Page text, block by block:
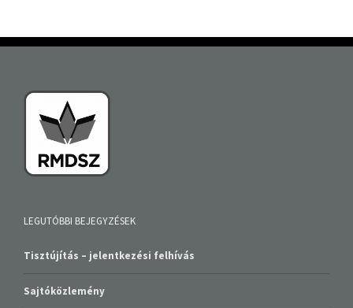
LEGUTÓBBI BEJEGYZÉSEK
Tisztújítás – jelentkezési felhívás
Sajtóközlemény